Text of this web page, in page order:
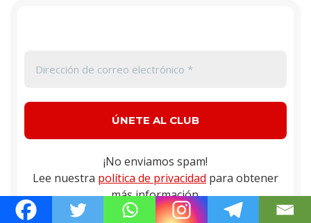
¡No enviamos spam!
Lee nuestra política de privacidad para obtener
más información.